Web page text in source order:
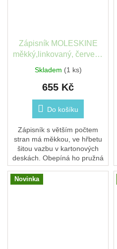
Zápisník MOLESKINE
měkký,linkovaný, červený
Skladem (1 ks)
655 Kč
Do košíku
Zápisník s větším počtem
stran má měkkou, ve hřbetu
šitou vazbu v kartonových
deskách. Obepíná ho pružná
páska proti samovolnému
otevírání. Každý zápisník je
dále vybaven...
Novinka